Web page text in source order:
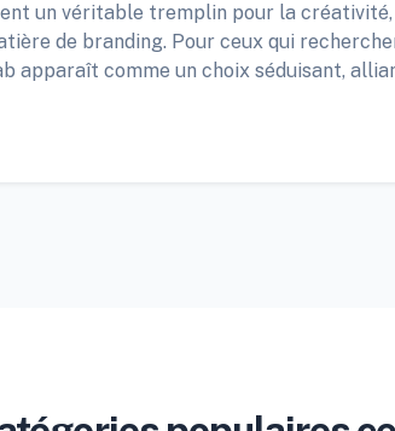
un véritable tremplin pour la
de branding. Pour ceux qui
apparaît comme un choix séduisant,